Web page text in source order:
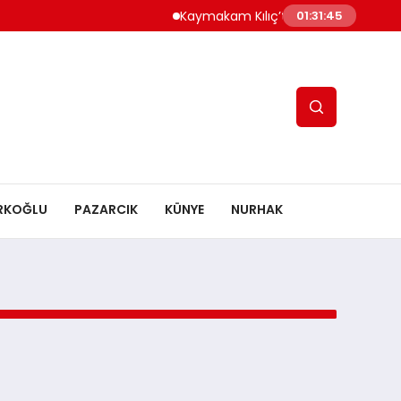
Kaymakam Kılıç’tan Kaymakam
01:31:45
PAZARCIK KÜNYE NURHAK